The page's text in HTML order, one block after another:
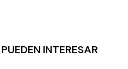
INTERESAR